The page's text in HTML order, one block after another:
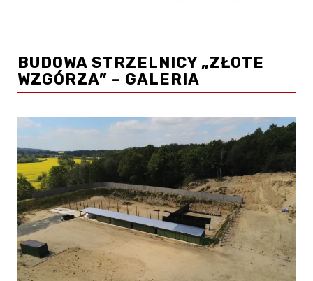
BUDOWA STRZELNICY „ZŁOTE
WZGÓRZA” – GALERIA